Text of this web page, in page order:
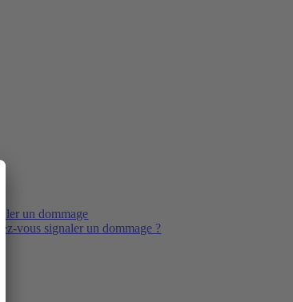
un dommage
vous signaler un dommage ?